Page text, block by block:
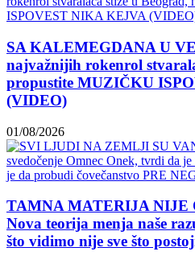
SA KALEMEGDANA U
najvažnijih rokenrol
propustite MUZIČKU
(VIDEO)
01/08/2026
TAMNA MATERIJA NIJE
Nova teorija menja naše
što vidimo nije sve što